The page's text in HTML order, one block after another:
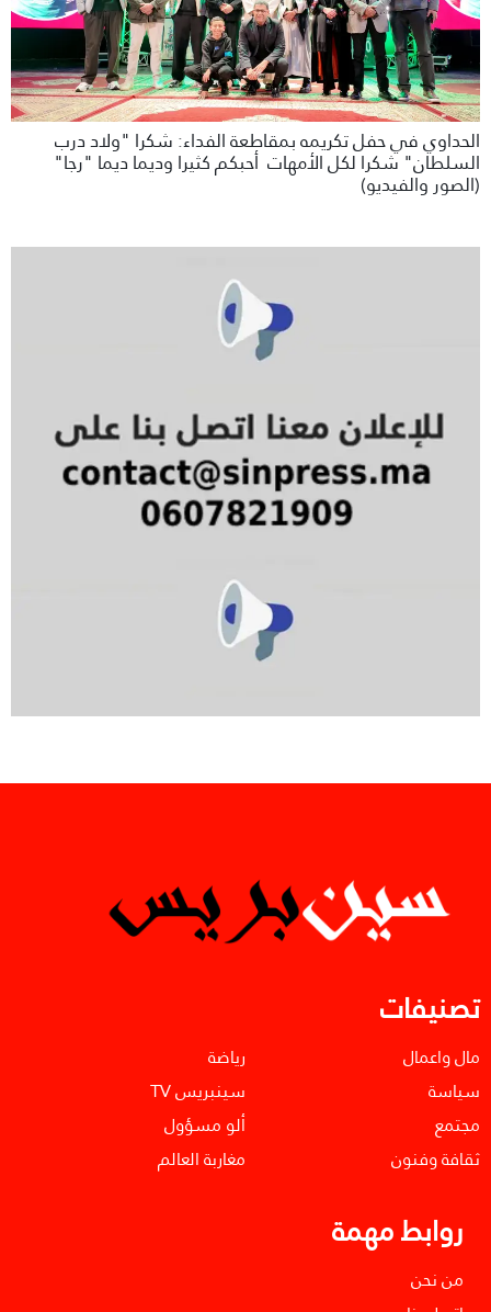
الحداوي في حفل تكريمه بمقاطعة الفداء: شكرا "ولاد درب
السلطان" شكرا لكل الأمهات أحبكم كثيرا وديما ديما "رجا"
(الصور والفيديو)
تصنيفات
مال واعمال
سياسة
مجتمع
ثقافة وفنون
رياضة
سينبريس TV
ألو مسؤول
مغاربة العالم
روابط مهمة
من نحن